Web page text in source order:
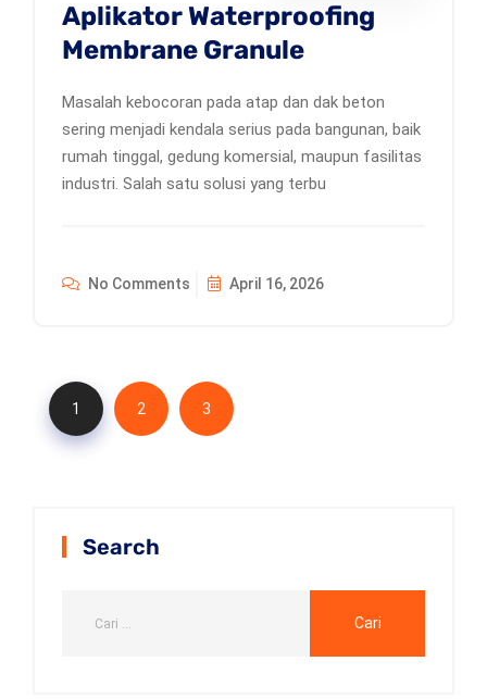
Aplikator Waterproofing
Membrane Granule
Masalah kebocoran pada atap dan dak beton
sering menjadi kendala serius pada bangunan, baik
rumah tinggal, gedung komersial, maupun fasilitas
industri. Salah satu solusi yang terbu
No Comments April 16, 2026
1 2 3
Search